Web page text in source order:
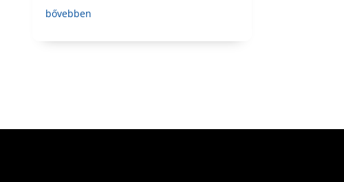
bővebben